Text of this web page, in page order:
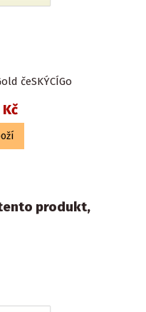
čeSKÝCÍGo
produkt,